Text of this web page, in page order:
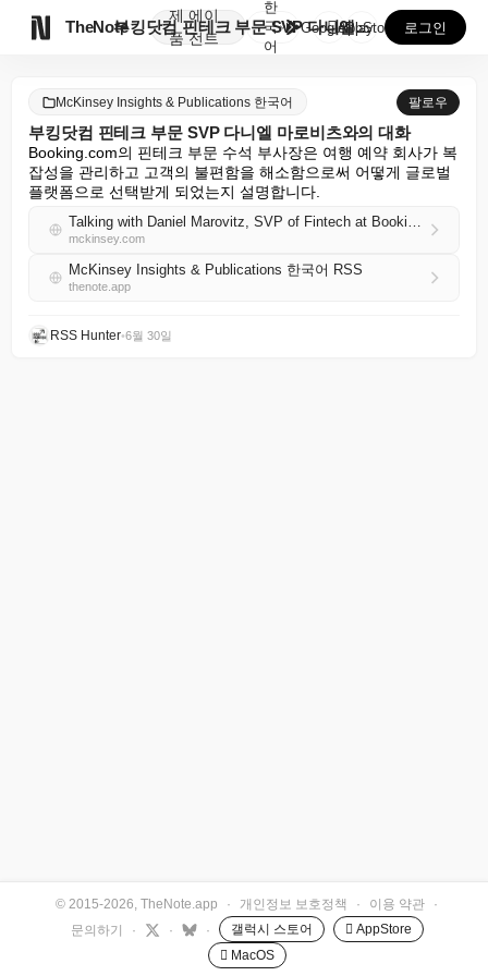
TheNote
제
품
에이
전트
부킹닷컴 핀테크 부문 SVP 다니엘 마로비츠와의 대화
한
국
어
GooglePlay
AppStore 로그인
McKinsey Insights & Publications 한국어 팔로우
부킹닷컴 핀테크 부문 SVP 다니엘 마로비츠와의 대화
Booking.com의 핀테크 부문 수석 부사장은 여행 예약 회사가 복
잡성을 관리하고 고객의 불편함을 해소함으로써 어떻게 글로벌
플랫폼으로 선택받게 되었는지 설명합니다.
Talking with Daniel Marovitz, SVP of Fintech at Booking.com
mckinsey.com
McKinsey Insights & Publications 한국어 RSS
thenote.app
RSS Hunter•6월 30일
© 2015-2026, TheNote.app · 개인정보 보호정책 · 이용 약관
·
문의하기
· · · 갤럭시 스토어
 AppStore
 MacOS